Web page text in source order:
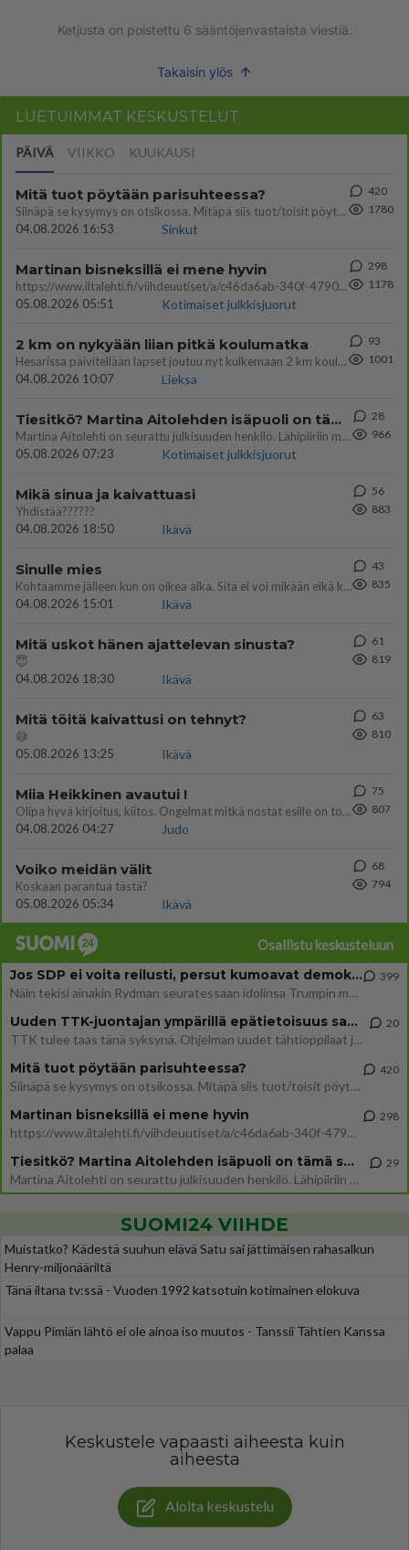
Ketjusta on poistettu 6 sääntöjenvastaista viestiä.
Takaisin ylös
LUETUIMMAT KESKUSTELUT
PÄIVÄ VIIKKO KUUKAUSI
Mitä tuot pöytään parisuhteessa?
Siinäpä se kysymys on otsikossa. Mitäpä siis tuot/toisit pöytään parisuhteessa? Oletko mies vai nainen? Koetko sen mitä
04.08.2026 16:53
Sinkut
420
1780
Martinan bisneksillä ei mene hyvin
https://www.iltalehti.fi/viihdeuutiset/a/c46da6ab-340f-4790-aaa7-0865eed2336 Yrityksen konkurssihakemus on tullut kärä
05.08.2026 05:51
Kotimaiset julkkisjuorut
298
1178
2 km on nykyään liian pitkä koulumatka
Hesarissa päivitellään lapset joutuu nyt kulkemaan 2 km kouluun jösses. Ruostefillarilla tuo matka menee vaikka miten äk
04.08.2026 10:07
Lieksa
93
1001
Tiesitkö? Martina Aitolehden isäpuoli on tämä suosittu laulaja
Martina Aitolehti on seurattu julkisuuden henkilö. Lähipiiriin mahtuu muitakin tunnettuja henkilöitä. Tiesitkö, että Ma
05.08.2026 07:23
Kotimaiset julkkisjuorut
28
966
Mikä sinua ja kaivattuasi
Yhdistää??????
04.08.2026 18:50
Ikävä
56
883
Sinulle mies
Kohtaamme jälleen kun on oikea aika. Sitä ei voi mikään eikä kukaan estää <3 <3
04.08.2026 15:01
Ikävä
43
835
Mitä uskot hänen ajattelevan sinusta?
😇
04.08.2026 18:30
Ikävä
61
819
Mitä töitä kaivattusi on tehnyt?
😅
05.08.2026 13:25
Ikävä
63
810
Miia Heikkinen avautui !
Olipa hyvä kirjoitus, kiitos. Ongelmat mitkä nostat esille on todellisia ja tämä ylimielisyys totta ja se näkyy kaikessa
04.08.2026 04:27
Judo
75
807
Voiko meidän välit
Koskaan parantua tästä?
05.08.2026 05:34
Ikävä
68
794
Osallistu keskusteluun
Jos SDP ei voita reilusti, persut kumoavat demokratian Suomesta
Näin tekisi ainakin Rydman seuratessaan idolinsa Trumpin mallia https://www.is.fi/politiikka/art-2000012187244.html
399
Uuden TTK-juontajan ympärillä epätietoisuus sakenee - Nyt MTV hämmentää soppaa
TTK tulee taas tänä syksynä. Ohjelman uudet tähtioppilaat julkistetaan torstaina 6. elokuuta klo 14 alkavassa lehdistö
20
Mitä tuot pöytään parisuhteessa?
Siinäpä se kysymys on otsikossa. Mitäpä siis tuot/toisit pöytään parisuhteessa? Oletko mies vai nainen? Koetko sen mitä
420
Martinan bisneksillä ei mene hyvin
https://www.iltalehti.fi/viihdeuutiset/a/c46da6ab-340f-4790-aaa7-0865eed2336 Yrityksen konkurssihakemus on tullut kärä
298
Tiesitkö? Martina Aitolehden isäpuoli on tämä suosittu laulaja
Martina Aitolehti on seurattu julkisuuden henkilö. Lähipiiriin mahtuu muitakin tunnettuja henkilöitä. Tiesitkö, että Ma
29
SUOMI24 VIIHDE
Muistatko? Kädestä suuhun elävä Satu sai jättimäisen rahasalkun
Henry-miljonääriltä
Tänä iltana tv:ssä - Vuoden 1992 katsotuin kotimainen elokuva
Vappu Pimiän lähtö ei ole ainoa iso muutos - Tanssii Tähtien Kanssa
palaa
Keskustele vapaasti aiheesta kuin
aiheesta
Aloita keskustelu